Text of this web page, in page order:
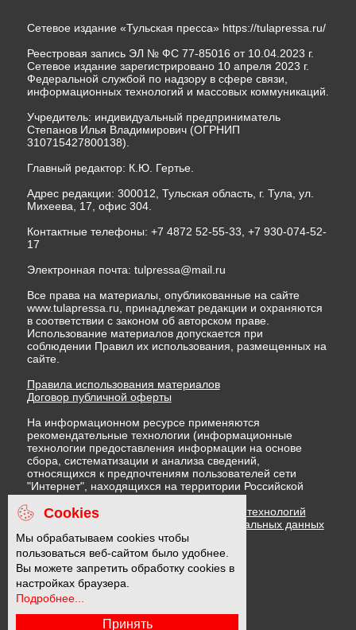
Сетевое издание «Тульская пресса» https://tulapressa.ru/
Реестровая запись ЭЛ № ФС 77-85016 от 10.04.2023 г.
Сетевое издание зарегистрировано 10 апреля 2023 г.
Федеральной службой по надзору в сфере связи,
информационных технологий и массовых коммуникаций.
Учредитель: индивидуальный предприниматель
Степанов Илья Владимирович (ОГРНИП
310715427800138).
Главный редактор: К.Ю. Гертье.
Адрес редакции: 300012, Тульская область, г. Тула, ул.
Михеева, 17, офис 304.
Контактные телефоны: +7 4872 52-55-33, +7 930-074-52-
17
Электронная почта: tulpressa@mail.ru
Все права на материалы, опубликованные на сайте
www.tulapressa.ru, принадлежат редакции и охраняются
в соответствии с законом об авторском праве.
Использование материалов допускается при
соблюдении Правил их использования, размещенных на
сайте.
Правила использования материалов
Договор публичной оферты
На информационном ресурсе применяются
рекомендательные технологии (информационные
технологии предоставления информации на основе
сбора, систематизации и анализа сведений,
относящихся к предпочтениям пользователей сети
"Интернет", находящихся на территории Российской
Федерации)
Правила применения рекомендательных технологий
Политика в отношении обработки персональных данных
Политика обработки файлов cookie
16 +
Cookies
Мы обрабатываем cookies чтобы
пользоваться веб-сайтом было удобнее.
Вы можете запретить обработку cookies в
настройках браузера.
Подробнее...
Принять